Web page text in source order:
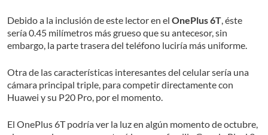
Debido a la inclusión de este lector en el OnePlus 6T, éste
sería 0.45 milímetros más grueso que su antecesor, sin
embargo, la parte trasera del teléfono luciría más uniforme.
Otra de las características interesantes del celular sería una
cámara principal triple, para competir directamente con
Huawei y su P20 Pro, por el momento.
El OnePlus 6T podría ver la luz en algún momento de octubre,